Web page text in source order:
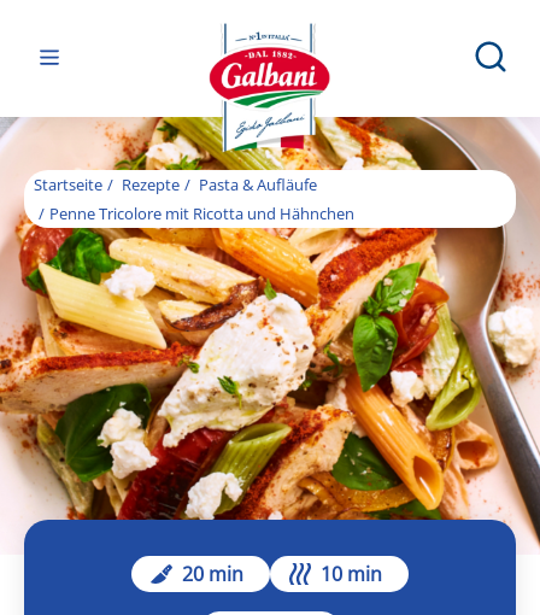
Startseite Rezepte
Pasta & Aufläufe
Penne Tricolore mit Ricotta und Hähnchen
20 min 10 min